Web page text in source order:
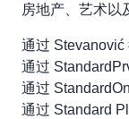
房地产、艺术以
通过 Stevanović
通过
通过
通过 Standard